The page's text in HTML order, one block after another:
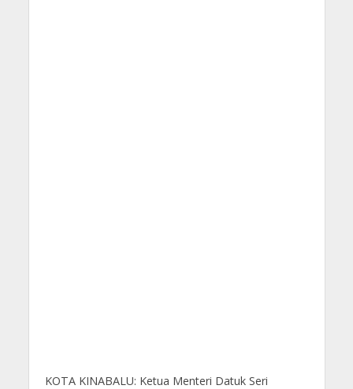
KOTA KINABALU: Ketua Menteri Datuk Seri